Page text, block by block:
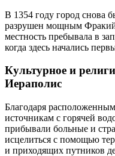
В 1354 году город снова
разрушен мощным
местность пребывала в
когда здесь начались
Культурное и
Иераполис
Благодаря
источникам с горячей
прибывали больные и
исцелиться с помощью
и приходящих путников